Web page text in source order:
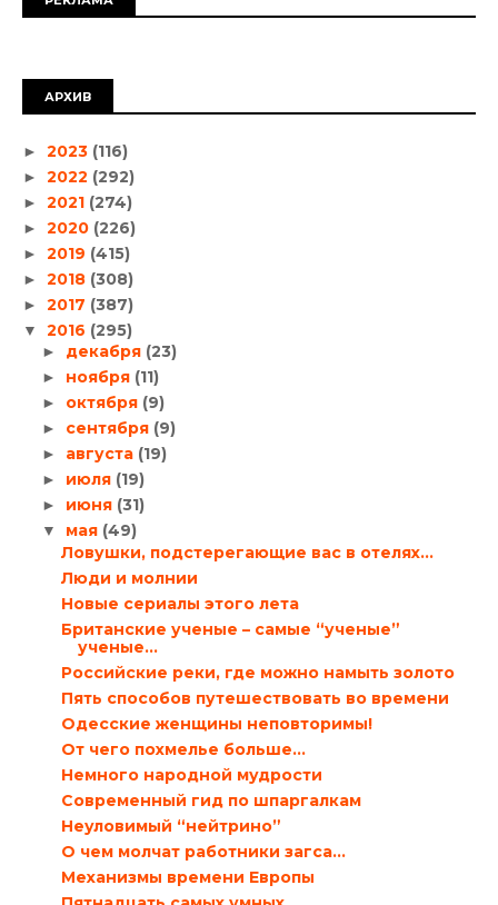
АРХИВ
► 2023 (116)
► 2022 (292)
► 2021 (274)
► 2020 (226)
► 2019 (415)
► 2018 (308)
► 2017 (387)
▼ 2016 (295)
► декабря (23)
► ноября (11)
► октября (9)
► сентября (9)
► августа (19)
► июля (19)
► июня (31)
▼ мая (49)
Ловушки, подстерегающие вас в отелях…
Люди и молнии
Новые сериалы этого лета
Британские ученые – самые “ученые”
ученые…
Российские реки, где можно намыть золото
Пять способов путешествовать во времени
Одесские женщины неповторимы!
От чего похмелье больше…
Немного народной мудрости
Современный гид по шпаргалкам
Неуловимый “нейтрино”
О чем молчат работники загса…
Механизмы времени Европы